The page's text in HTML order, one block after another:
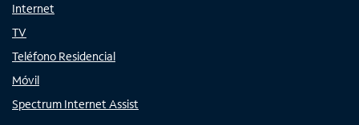
Internet
TV
Teléfono Residencial
Móvil
Spectrum Internet Assist